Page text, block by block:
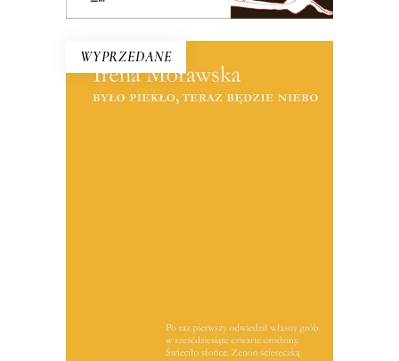
WYPRZEDANE
39.00zł 19.50zł